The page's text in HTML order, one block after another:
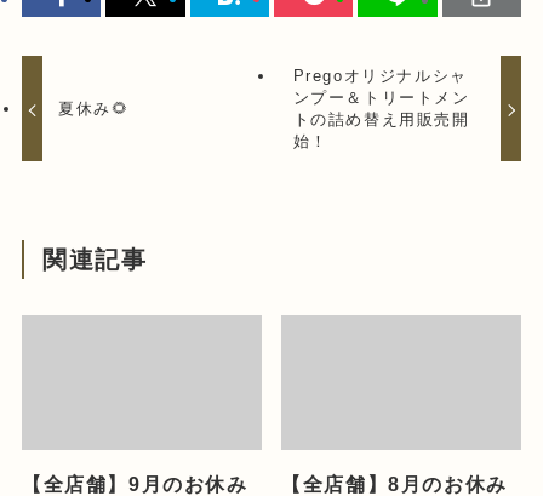
夏休み🌻
Pregoオリジナルシャ
ンプー＆トリートメン
トの詰め替え用販売開
始！
関連記事
【全店舗】9月のお休み
【全店舗】8月のお休み